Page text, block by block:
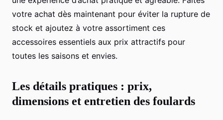
votre achat dès maintenant pour éviter la rupture de
stock et ajoutez à votre assortiment ces
accessoires essentiels aux prix attractifs pour
toutes les saisons et envies.
Les détails pratiques : prix,
dimensions et entretien des foulards